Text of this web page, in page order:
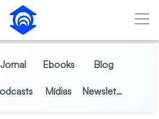
Jornal Ebooks Blog
Mídias Newsletter